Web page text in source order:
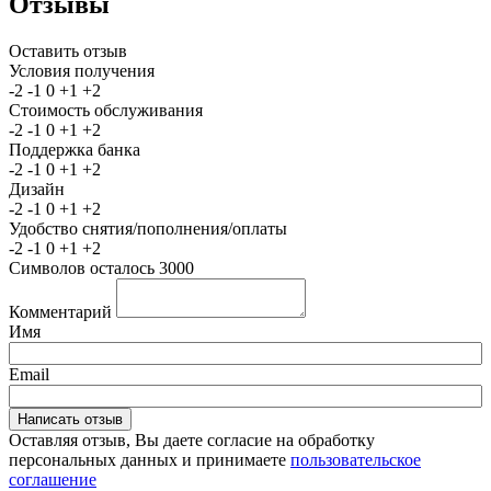
Оставить отзыв
Условия получения
-2 -1 0 +1 +2
Стоимость обслуживания
-2 -1 0 +1 +2
Поддержка банка
-2 -1 0 +1 +2
Дизайн
-2 -1 0 +1 +2
Удобство снятия/пополнения/оплаты
-2 -1 0 +1 +2
Символов осталось 3000
Комментарий
Имя
Email
Оставляя отзыв, Вы даете согласие на обработку
персональных данных и принимаете пользовательское
соглашение